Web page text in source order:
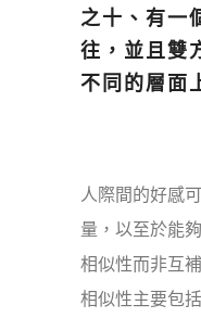
之十、有一
往，並且雙
不同的層面
人際間的好感
量，以至於能
相似性而非互
相似性主要包